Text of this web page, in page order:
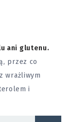
ani glutenu.
przez co
wrażliwym
i